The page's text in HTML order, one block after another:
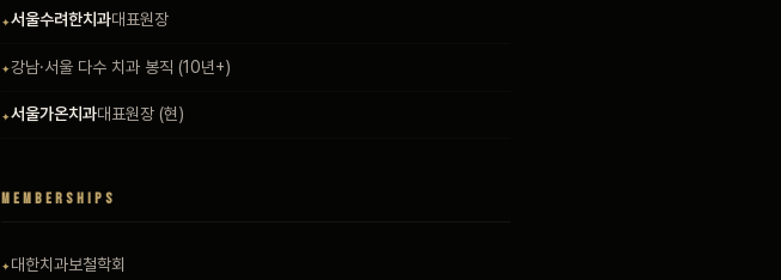
서울수려한치과대표원장
강남·서울 다수 치과 봉직 (10년+)
서울가온치과대표원장 (현)
MEMBERSHIPS
대한치과보철학회